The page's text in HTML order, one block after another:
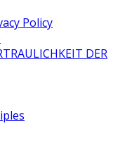
Policy
DER